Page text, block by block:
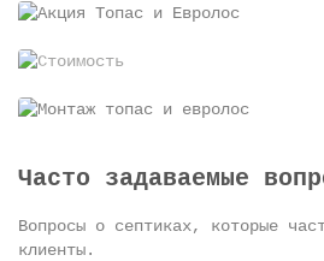
Часто задаваемые
Вопросы о септиках, которые
клиенты.